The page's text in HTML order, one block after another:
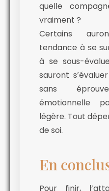
quelle
vraiment ?
Certains
tendance à se
à se sous-
sauront
sans
émotionnelle
légère. Tout
de soi.
En
Pour finir,